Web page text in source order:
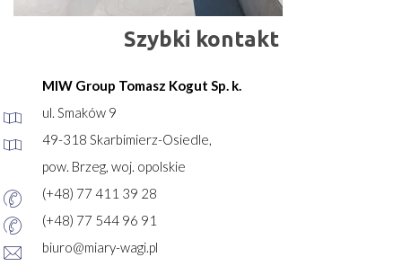
Szybki kontakt
MIW Group Tomasz Kogut Sp. k.
ul. Smaków 9
49-318 Skarbimierz-Osiedle,
pow. Brzeg, woj. opolskie
(+48) 77 411 39 28
(+48) 77 544 96 91
biuro@miary-wagi.pl